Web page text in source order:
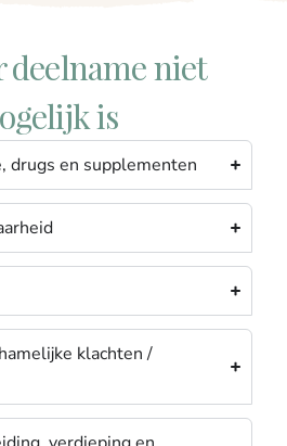
deelname niet
is
drugs en supplementen
klachten /